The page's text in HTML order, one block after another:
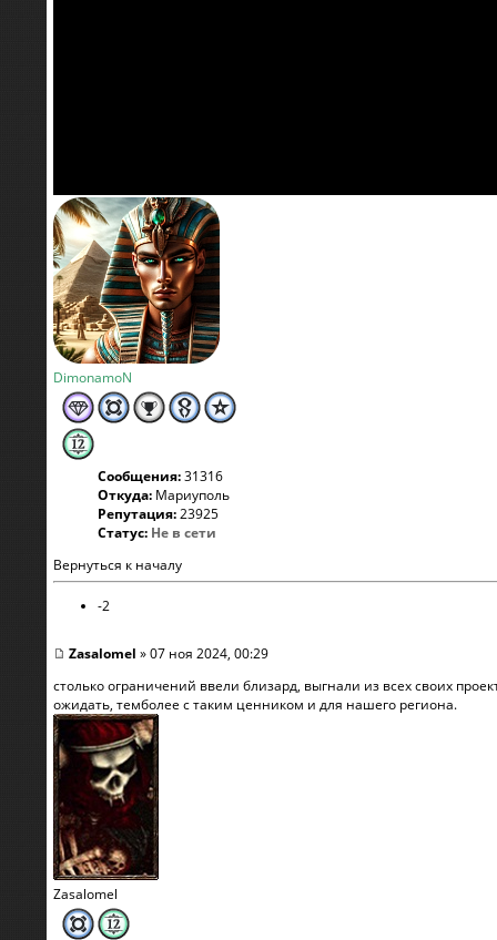
DimonamoN
Сообщения:31316
Откуда: Мариуполь
Репутация:23925
Статус: Не в сети
Вернуться к началу
-2
Zasalomel » 07 ноя 2024, 00:29
столько ограничений ввели близард, выгнали из всех своих
ожидать, темболее с таким ценником и для нашего региона.
Zasalomel